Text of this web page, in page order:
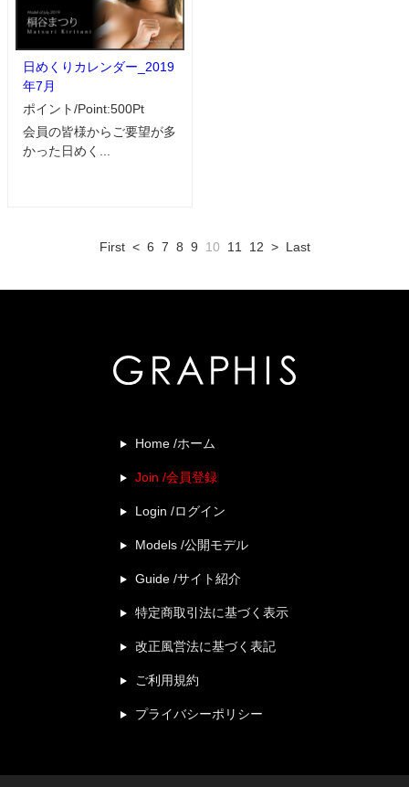
日めくりカレンダー_2019
年7月
ポイント/Point:500Pt
会員の皆様からご要望が多
かった日めく...
First < 6 7 8 9 10 11 12 > Last
Home /ホーム
Join /会員登録
Login /ログイン
Models /公開モデル
Guide /サイト紹介
特定商取引法に基づく表示
改正風営法に基づく表記
ご利用規約
プライバシーポリシー